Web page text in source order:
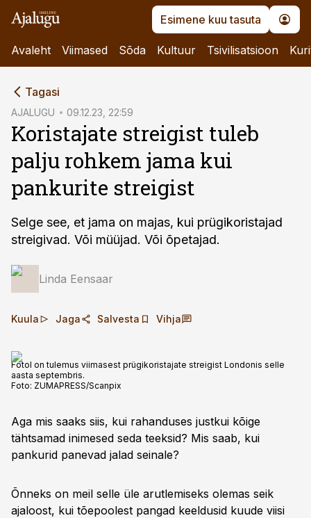
Esimene kuu tasuta
Avaleht Viimased Sõda Kultuur Tsivilisatsioon
Tagasi
AJALUGU 09.12.23, 22:59
Koristajate streigist tuleb
palju rohkem jama kui
pankurite streigist
Selge see, et jama on majas, kui prügikoristajad
streigivad. Või müüjad. Või õpetajad.
Linda Eensaar
Kuula Jaga Salvesta Vihja
Fotol on tulemus viimasest prügikoristajate streigist Londonis selle
aasta septembris.
Foto: ZUMAPRESS/Scanpix
Aga mis saaks siis, kui rahanduses justkui kõige
tähtsamad inimesed seda teeksid? Mis saab, kui
pankurid panevad jalad seinale?
Õnneks on meil selle üle arutlemiseks olemas seik
ajaloost, kui tõepoolest pangad keeldusid kuude viisi